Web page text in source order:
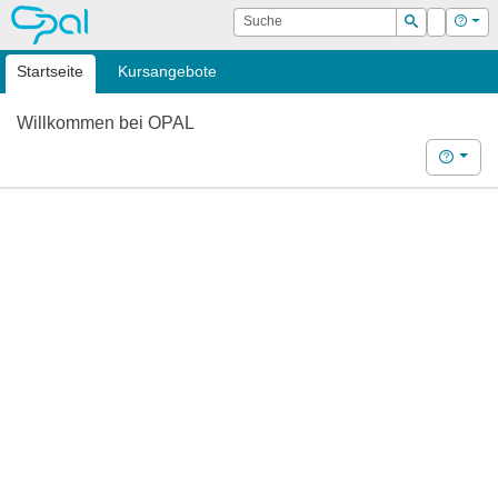
OPAL Suche
Suchen
Login Hilfe
Startseite Kursangebote
Willkommen bei OPAL
Hilfe